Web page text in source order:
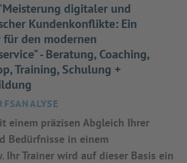
digitaler und
Kundenkonflikte: Ein
für den modernen
- Beratung, Coaching,
Training, Schulung +
einem präzisen Abgleich Ihrer
Bedürfnisse in einem
Ihr Trainer wird auf dieser Basis ein